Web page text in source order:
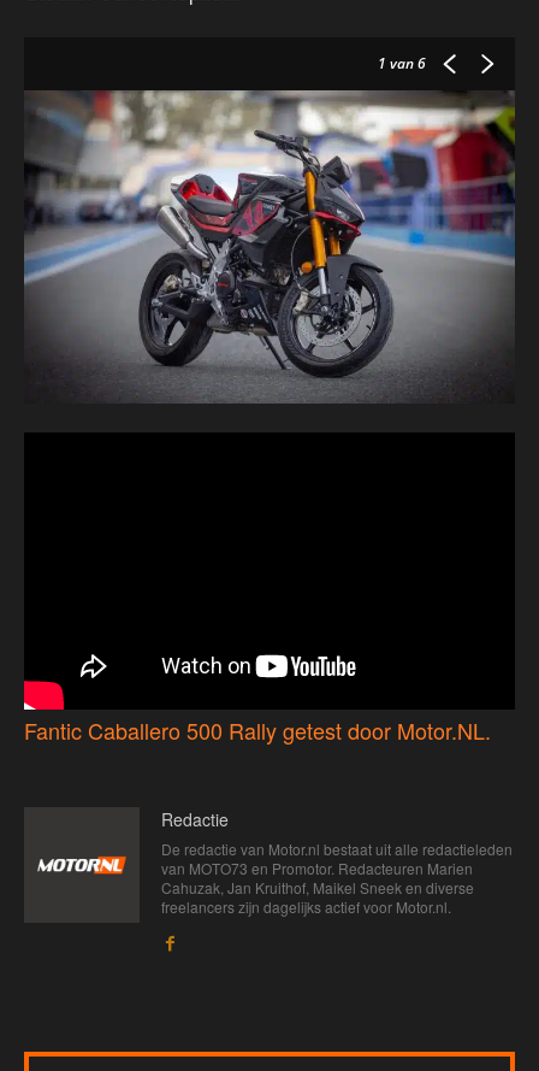
1 van 6
Fantic Caballero 500 Rally getest door Motor.NL.
Redactie
De redactie van Motor.nl bestaat uit alle redactieleden
van MOTO73 en Promotor. Redacteuren Marien
Cahuzak, Jan Kruithof, Maikel Sneek en diverse
freelancers zijn dagelijks actief voor Motor.nl.